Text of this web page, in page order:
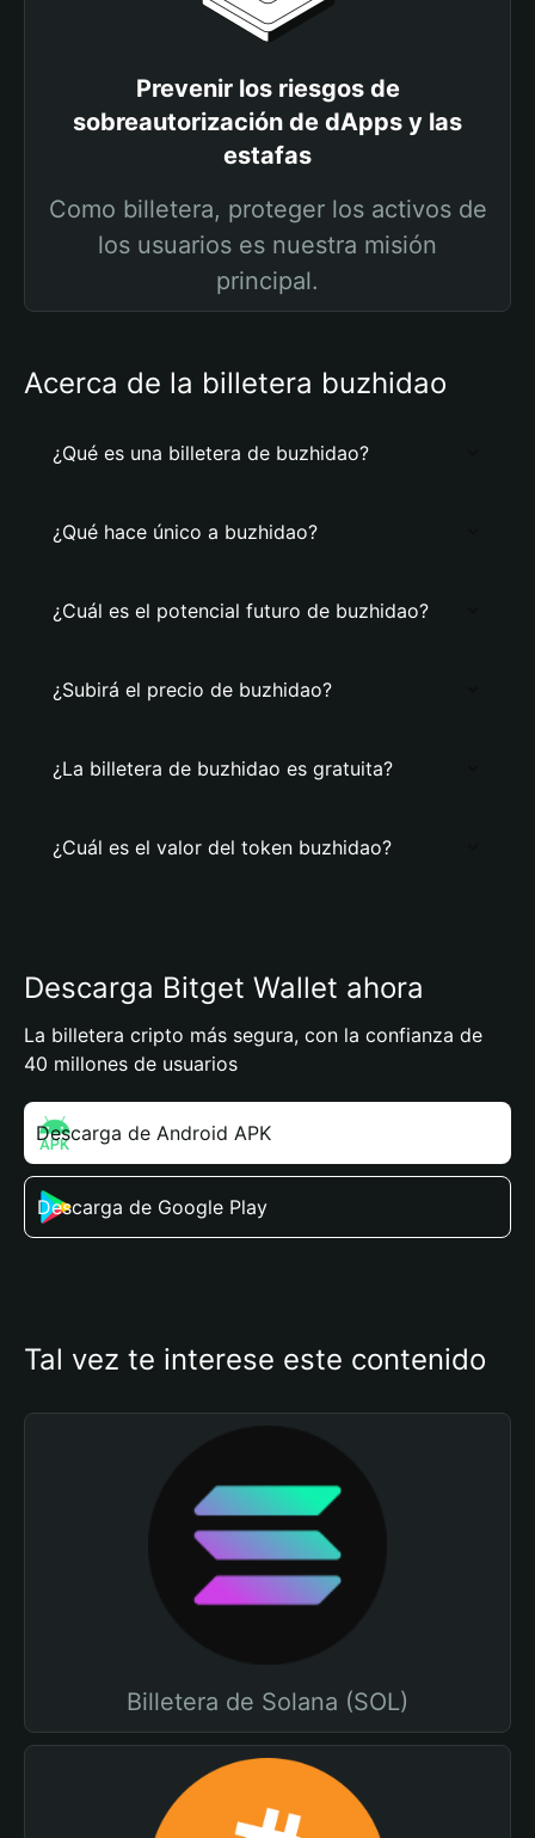
Prevenir los riesgos de
sobreautorización de dApps y las
estafas
Como billetera, proteger los activos de
los usuarios es nuestra misión
principal.
Acerca de la billetera buzhidao
¿Qué es una billetera de buzhidao?
¿Qué hace único a buzhidao?
¿Cuál es el potencial futuro de buzhidao?
¿Subirá el precio de buzhidao?
¿La billetera de buzhidao es gratuita?
¿Cuál es el valor del token buzhidao?
Descarga Bitget Wallet ahora
La billetera cripto más segura, con la confianza de
40 millones de usuarios
Descarga de Android APK
Descarga de Google Play
Tal vez te interese este contenido
Billetera de Solana (SOL)